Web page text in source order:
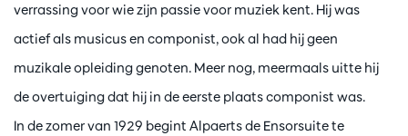
verrassing voor wie zijn passie voor muziek kent. Hij was
actief als musicus en componist, ook al had hij geen
muzikale opleiding genoten. Meer nog, meermaals uitte hij
de overtuiging dat hij in de eerste plaats componist was.
In de zomer van 1929 begint Alpaerts de Ensorsuite te